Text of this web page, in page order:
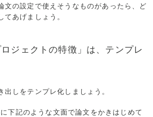
文の設定で使えそうなものがあったら、ど
てあげましょう。
ジェクトの特徴」は、テンプレ
出しをテンプレ化しましょう。
下記のような文面で論文をかきはじめて